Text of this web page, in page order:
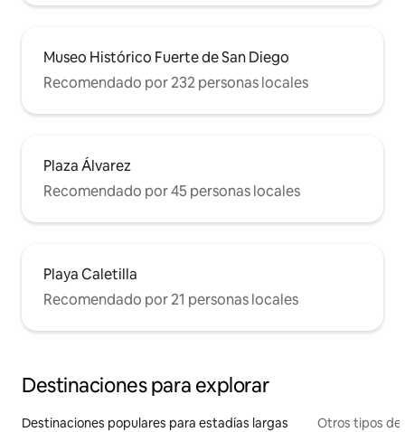
Museo Histórico Fuerte de San Diego
Recomendado por 232 personas locales
Plaza Álvarez
Recomendado por 45 personas locales
Playa Caletilla
Recomendado por 21 personas locales
Destinaciones para explorar
Destinaciones populares para estadías largas Otros tipos de